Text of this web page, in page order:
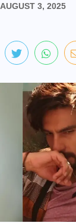
AUGUST 3, 2025